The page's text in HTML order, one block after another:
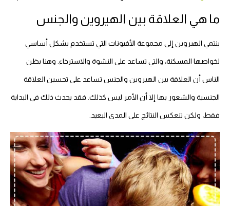
ما هي العلاقة بين الهيروين والجنس
ينتمي الهيروين إلى مجموعة الأفيونات التي تستخدم بشكل أساسي
لخواصها المسكنة، والتي تساعد على النشوة والاسترخاء. وهنا يظن
الناس أن العلاقة بين الهيروين والجنس تساعد على تحسين العلاقة
الجنسية والشعور بها إلا أن الأمر ليس كذلك. فقد يحدث ذلك في البداية
فقط، ولكن تنعكس النتائج على المدى البعيد.